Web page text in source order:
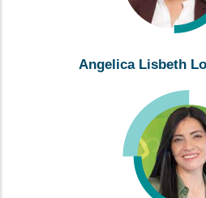
Angelica Lisbeth